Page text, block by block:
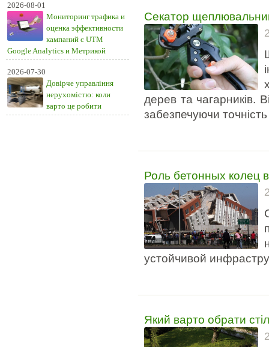
2026-08-01
Мониторинг трафика и
оценка эффективности
кампаний с UTM
Google Analytics и Метрикой
2026-07-30
Довірче управління
нерухомістю: коли
варто це робити
Секатор
дерев та чагарників.
забезпечуючи
Роль бетонных колец
устойчивой
Який варто обрати